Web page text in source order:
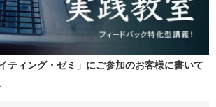
ティング・ゼミ」にご参加のお客様に書いて